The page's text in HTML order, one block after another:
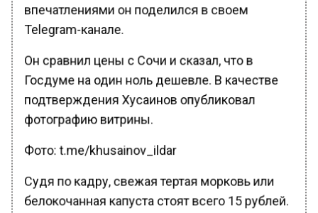
впечатлениями он поделился в своем
Telegram-канале.
Он сравнил цены с Сочи и сказал, что в
Госдуме на один ноль дешевле. В качестве
подтверждения Хусаинов опубликовал
фотографию витрины.
Фото: t.me/khusainov_ildar
Судя по кадру, свежая тертая морковь или
белокочанная капуста стоят всего 15 рублей.